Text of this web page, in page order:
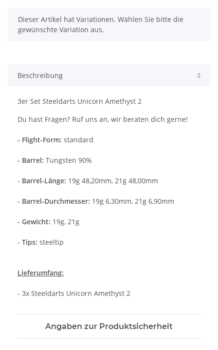
x
Dieser Artikel hat Variationen. Wählen Sie bitte die
gewünschte Variation aus.
Beschreibung
3er Set Steeldarts Unicorn Amethyst 2
Du hast Fragen? Ruf uns an, wir beraten dich gerne!
- Flight-Form: standard
- Barrel: Tungsten 90%
- Barrel-Länge: 19g 48,20mm, 21g 48,00mm
- Barrel-Durchmesser: 19g 6,30mm, 21g 6,90mm
- Gewicht: 19g, 21g
- Tips: steeltip
Lieferumfang:
- 3x Steeldarts Unicorn Amethyst 2
Angaben zur Produktsicherheit